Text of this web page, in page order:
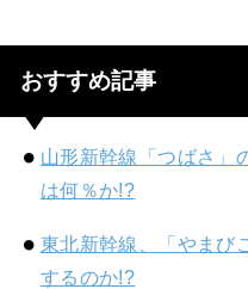
おすすめ記事
山形新幹線「つばさ」
は何％か!?
東北新幹線、「やまび
するのか!?